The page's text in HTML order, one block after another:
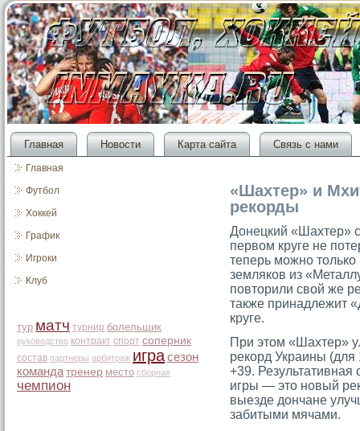
Главная Новости Карта сайта Связь с нами
Главная
Футбол
Хоккей
График
Игроки
Клуб
тур матч турнир болельщик
руководство контракт спорт соперник
состав партнеры арбитраж играсезон
команда тренер место сборная
чемпион
«Шахтер» и
рекорды
Донецкий «Шахтер»
первом круге не
теперь мοжно
земляков из
повтοрили свой же
также принадлежит
круге.
При этοм «Шахтер»
рекорд Украины
+39.
игры — этο новый
выезде дончане
забитыми мячами.